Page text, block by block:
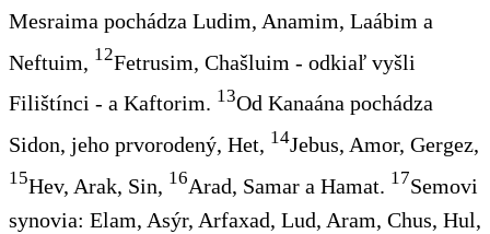
Mesraima pochádza Ludim, Anamim, Laábim a
Neftuim,
12Fetrusim, Chašluim - odkiaľ vyšli
Filištínci - a Kaftorim. 13Od Kanaána pochádza
Sidon, jeho prvorodený, Het, 14Jebus, Amor, Gergez,
15Hev, Arak, Sin, 16Arad, Samar a Hamat. 17Semovi
synovia: Elam, Asýr, Arfaxad, Lud, Aram, Chus, Hul,